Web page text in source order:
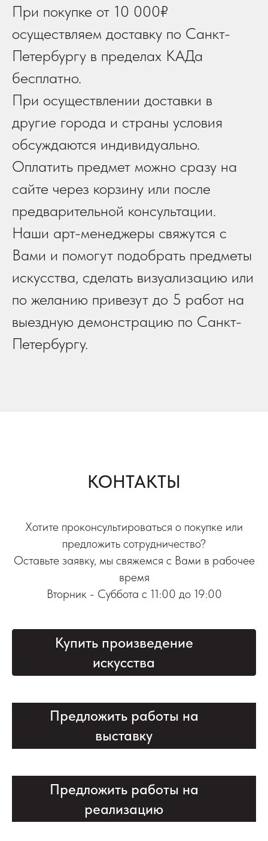
При покупке от 10 000₽
осуществляем доставку по Санкт-
Петербургу в пределах КАДа
бесплатно.
При осуществлении доставки в
другие города и страны условия
обсуждаются индивидуально.
Оплатить предмет можно сразу на
сайте через корзину или после
предварительной консультации.
Наши арт-менеджеры свяжутся с
Вами и помогут подобрать предметы
искусства, сделать визуализацию или
по желанию привезут до 5 работ на
выездную демонстрацию по Санкт-
Петербургу.
КОНТАКТЫ
Хотите проконсультироваться о покупке или
предложить сотрудничество?
Оставьте заявку, мы свяжемся с Вами в рабочее
время
Вторник - Суббота с 11:00 до 19:00
Купить произведение
искусства
Предложить работы на
выставку
Предложить работы на
реализацию